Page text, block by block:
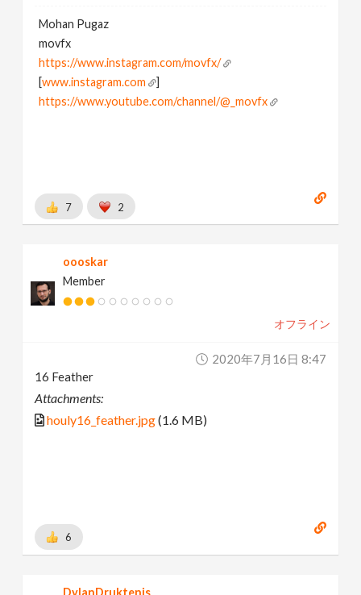
Mohan Pugaz
movfx
https://www.instagram.com/movfx/
[www.instagram.com
]
https://www.youtube.com/channel/@_movfx
7 2
oooskar
Member
オフライン
2020年7月16日 8:47
16 Feather
Attachments:
houly16_feather.jpg(1.6 MB)
6
DylanDruktenis